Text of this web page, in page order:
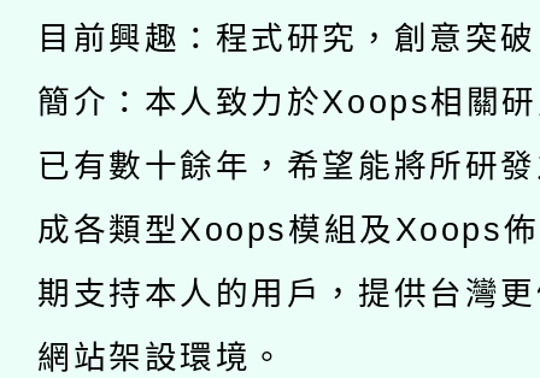
國立臺灣師範大學辦理
年度健康促進學校輔導
業成長研習」實施計畫
函轉國家教育研究院中
原住民族教育政策研討
族教育國際趨勢與發展
轉知教育部國民及學前
新北市政府教育局辦理
師專業成長研習實施計
方素養工作坊新北場」
函轉國立臺灣師範大學
族語言臺北學習中心
「族語學習班」招生簡
轉知有關國立成功大學
文教學共融平台-教案
件」活動簡章
教育部國民及學前教育
年度COVID-19疫苗接
目前興趣：程式研究，創意突
簡介：本人致力於Xoops相關
已有數十餘年，希望能將所研
成各類型Xoops模組及Xoops
期支持本人的用戶，提供台灣
網站架設環境。